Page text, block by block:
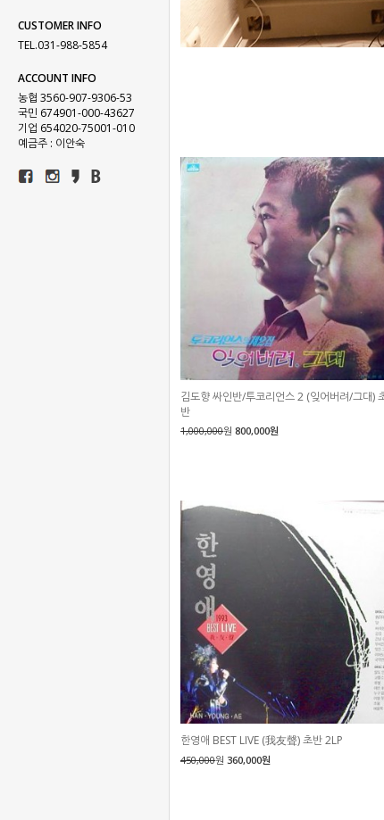
CUSTOMER INFO
TEL.031-988-5854
ACCOUNT INFO
농협 3560-907-9306-53
국민 674901-000-43627
기업 654020-75001-010
예금주 : 이안숙
김도향 싸인반/투코리언스 2 (잊어버려/그대)
반
1,000,000원 800,000원
한영애 BEST LIVE (我友聲) 초반 2LP
450,000원 360,000원